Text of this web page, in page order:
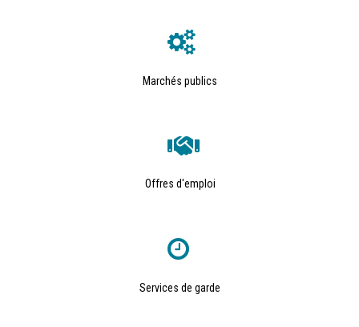
Marchés publics
Offres d'emploi
Services de garde